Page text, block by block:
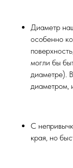
Диаметр
особенно
могли бы
диаметре).
диаметром,
С
края, но